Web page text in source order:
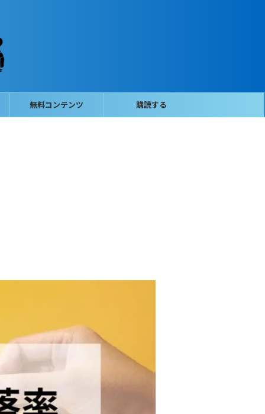
無料コンテンツ 購読する